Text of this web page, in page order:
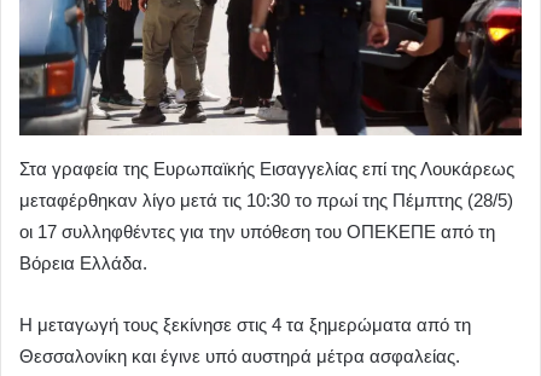
Στα γραφεία της Ευρωπαϊκής Εισαγγελίας επί της Λουκάρεως
μεταφέρθηκαν λίγο μετά τις 10:30 το πρωί της Πέμπτης (28/5)
οι 17 συλληφθέντες για την υπόθεση του ΟΠΕΚΕΠΕ από τη
Βόρεια Ελλάδα.
Η μεταγωγή τους ξεκίνησε στις 4 τα ξημερώματα από τη
Θεσσαλονίκη και έγινε υπό αυστηρά μέτρα ασφαλείας.